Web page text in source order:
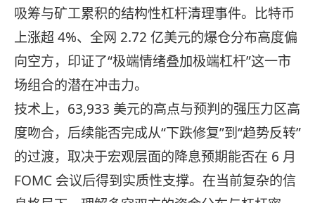
吸筹与矿工累积的结构性杠杆清理事件。比特币
上涨超 4%、全网 2.72 亿美元的爆仓分布高度偏
向空方，印证了“极端情绪叠加极端杠杆”这一市
场组合的潜在冲击力。
技术上，63,933 美元的高点与预判的强压力区高
度吻合，后续能否完成从“下跌修复”到“趋势反转”
的过渡，取决于宏观层面的降息预期能否在 6 月
FOMC 会议后得到实质性支撑。在当前复杂的信